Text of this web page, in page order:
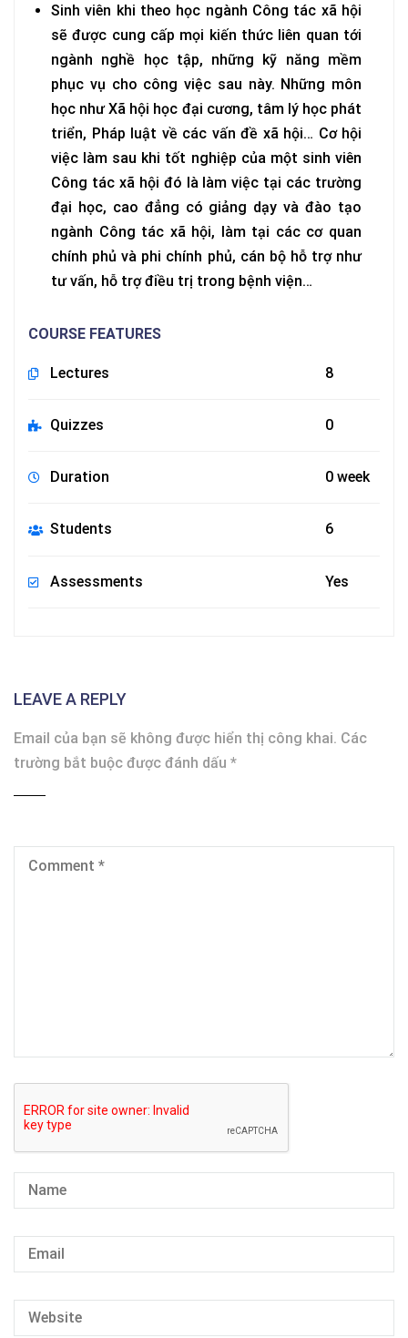
Sinh viên khi theo học ngành Công tác xã hội
sẽ được cung cấp mọi kiến thức liên quan tới
ngành nghề học tập, những kỹ năng mềm
phục vụ cho công việc sau này. Những môn
học như Xã hội học đại cương, tâm lý học phát
triển, Pháp luật về các vấn đề xã hội… Cơ hội
việc làm sau khi tốt nghiệp của một sinh viên
Công tác xã hội đó là làm việc tại các trường
đại học, cao đẳng có giảng dạy và đào tạo
ngành Công tác xã hội, làm tại các cơ quan
chính phủ và phi chính phủ, cán bộ hỗ trợ như
tư vấn, hỗ trợ điều trị trong bệnh viện…
COURSE FEATURES
Lectures 8
Quizzes 0
Duration 0 week
Students 6
Assessments Yes
LEAVE A REPLY
Email của bạn sẽ không được hiển thị công khai. Các
trường bắt buộc được đánh dấu *